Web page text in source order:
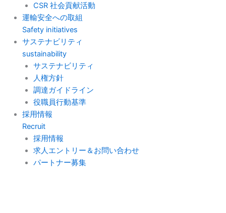
CSR 社会貢献活動
運輸安全への取組
Safety initiatives
サステナビリティ
sustainability
サステナビリティ
人権方針
調達ガイドライン
役職員行動基準
採用情報
Recruit
採用情報
求人エントリー＆お問い合わせ
パートナー募集